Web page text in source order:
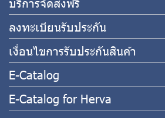
ลงทะเบียนรับประกัน
เงื่อนไขการรับประกันสินค้า
E-Catalog
E-Catalog for Herva